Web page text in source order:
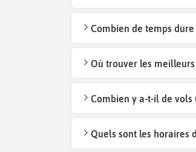
Combien de temps
Où trouver les
Combien y a-t-il de vols
Quels sont les horaires